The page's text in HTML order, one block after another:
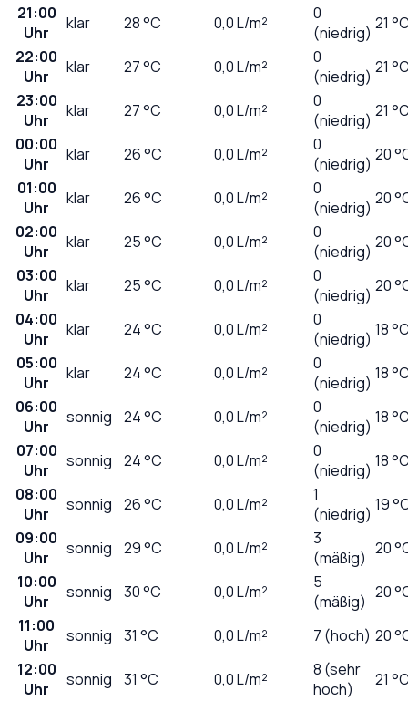
21:00
Uhr
klar 28°C 0,0L/m²
0
(niedrig) 21
22:00
Uhr
klar 27°C 0,0L/m²
0
(niedrig) 21
23:00
Uhr
klar 27°C 0,0L/m²
0
(niedrig) 21
00:00
Uhr
klar 26°C 0,0L/m²
0
(niedrig) 20
01:00
Uhr
klar 26°C 0,0L/m²
0
(niedrig) 20
02:00
Uhr
klar 25°C 0,0L/m²
0
(niedrig) 20
03:00
Uhr
klar 25°C 0,0L/m²
0
(niedrig) 20
04:00
Uhr
klar 24°C 0,0L/m²
0
(niedrig) 18
05:00
Uhr
klar 24°C 0,0L/m²
0
(niedrig) 18
06:00
Uhr
sonnig 24°C 0,0L/m²
0
(niedrig) 18
07:00
Uhr
sonnig 24°C 0,0L/m²
0
(niedrig) 18
08:00
Uhr
sonnig 26°C 0,0L/m²
1
(niedrig) 19
09:00
Uhr
sonnig 29°C 0,0L/m²
3
(mäßig) 20
10:00
Uhr
sonnig 30°C 0,0L/m²
5
(mäßig) 20
11:00
Uhr
sonnig 31 °C 0,0L/m² 7 (hoch) 20
12:00
Uhr
sonnig 31 °C 0,0L/m²
8 (sehr
hoch)
21